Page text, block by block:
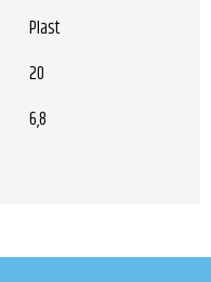
Plast
20
6,8